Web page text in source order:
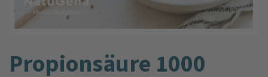
Propionsäure 1000